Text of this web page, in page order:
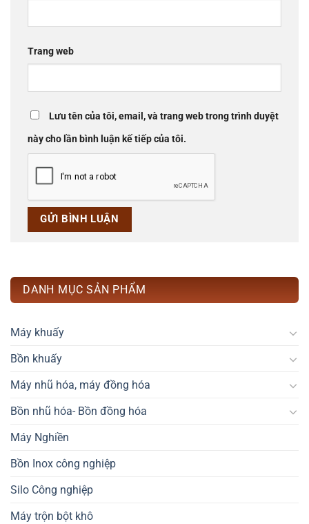
Trang web
Lưu tên của tôi, email, và trang web trong trình duyệt
này cho lần bình luận kế tiếp của tôi.
DANH MỤC SẢN PHẨM
Máy khuấy
Bồn khuấy
Máy nhũ hóa, máy đồng hóa
Bồn nhũ hóa- Bồn đồng hóa
Máy Nghiền
Bồn Inox công nghiệp
Silo Công nghiệp
Máy trộn bột khô